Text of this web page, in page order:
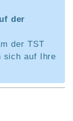
der
der TST
sich auf Ihre